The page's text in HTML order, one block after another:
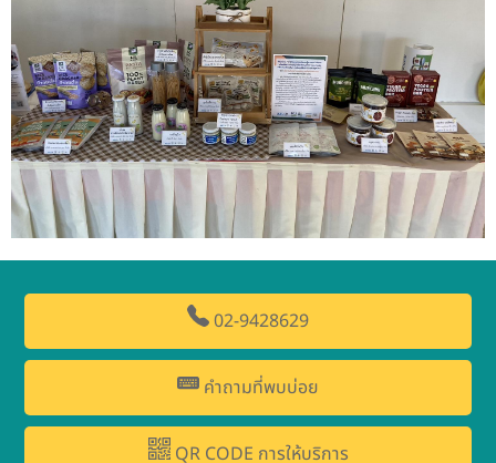
02-9428629
คำถามที่พบบ่อย
QR CODE การให้บริการ